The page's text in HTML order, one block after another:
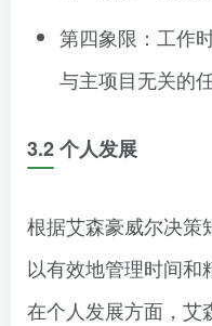
第四象限：工作
与主项目无关的
3.2个人发展
根据艾森豪威尔决策
以有效地管理时间和
在个人发展方面，艾